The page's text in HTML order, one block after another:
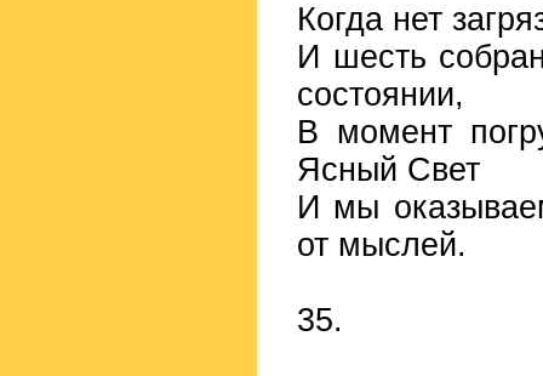
Когда нет
И шесть
состоянии,
В момент
Ясный Свет
И мы
от мыслей.
35.